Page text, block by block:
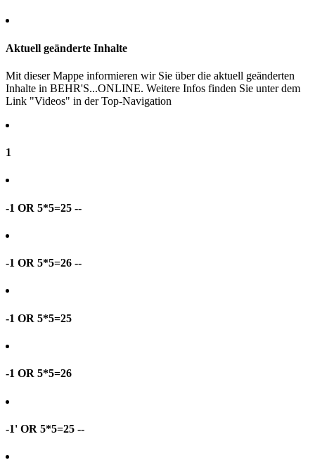
Aktuell geänderte Inhalte
Mit dieser Mappe informieren wir Sie über die aktuell geänderten
Inhalte in BEHR'S...ONLINE. Weitere Infos finden Sie unter dem
Link "Videos" in der Top-Navigation
1
-1 OR 5*5=25 --
-1 OR 5*5=26 --
-1 OR 5*5=25
-1 OR 5*5=26
-1' OR 5*5=25 --